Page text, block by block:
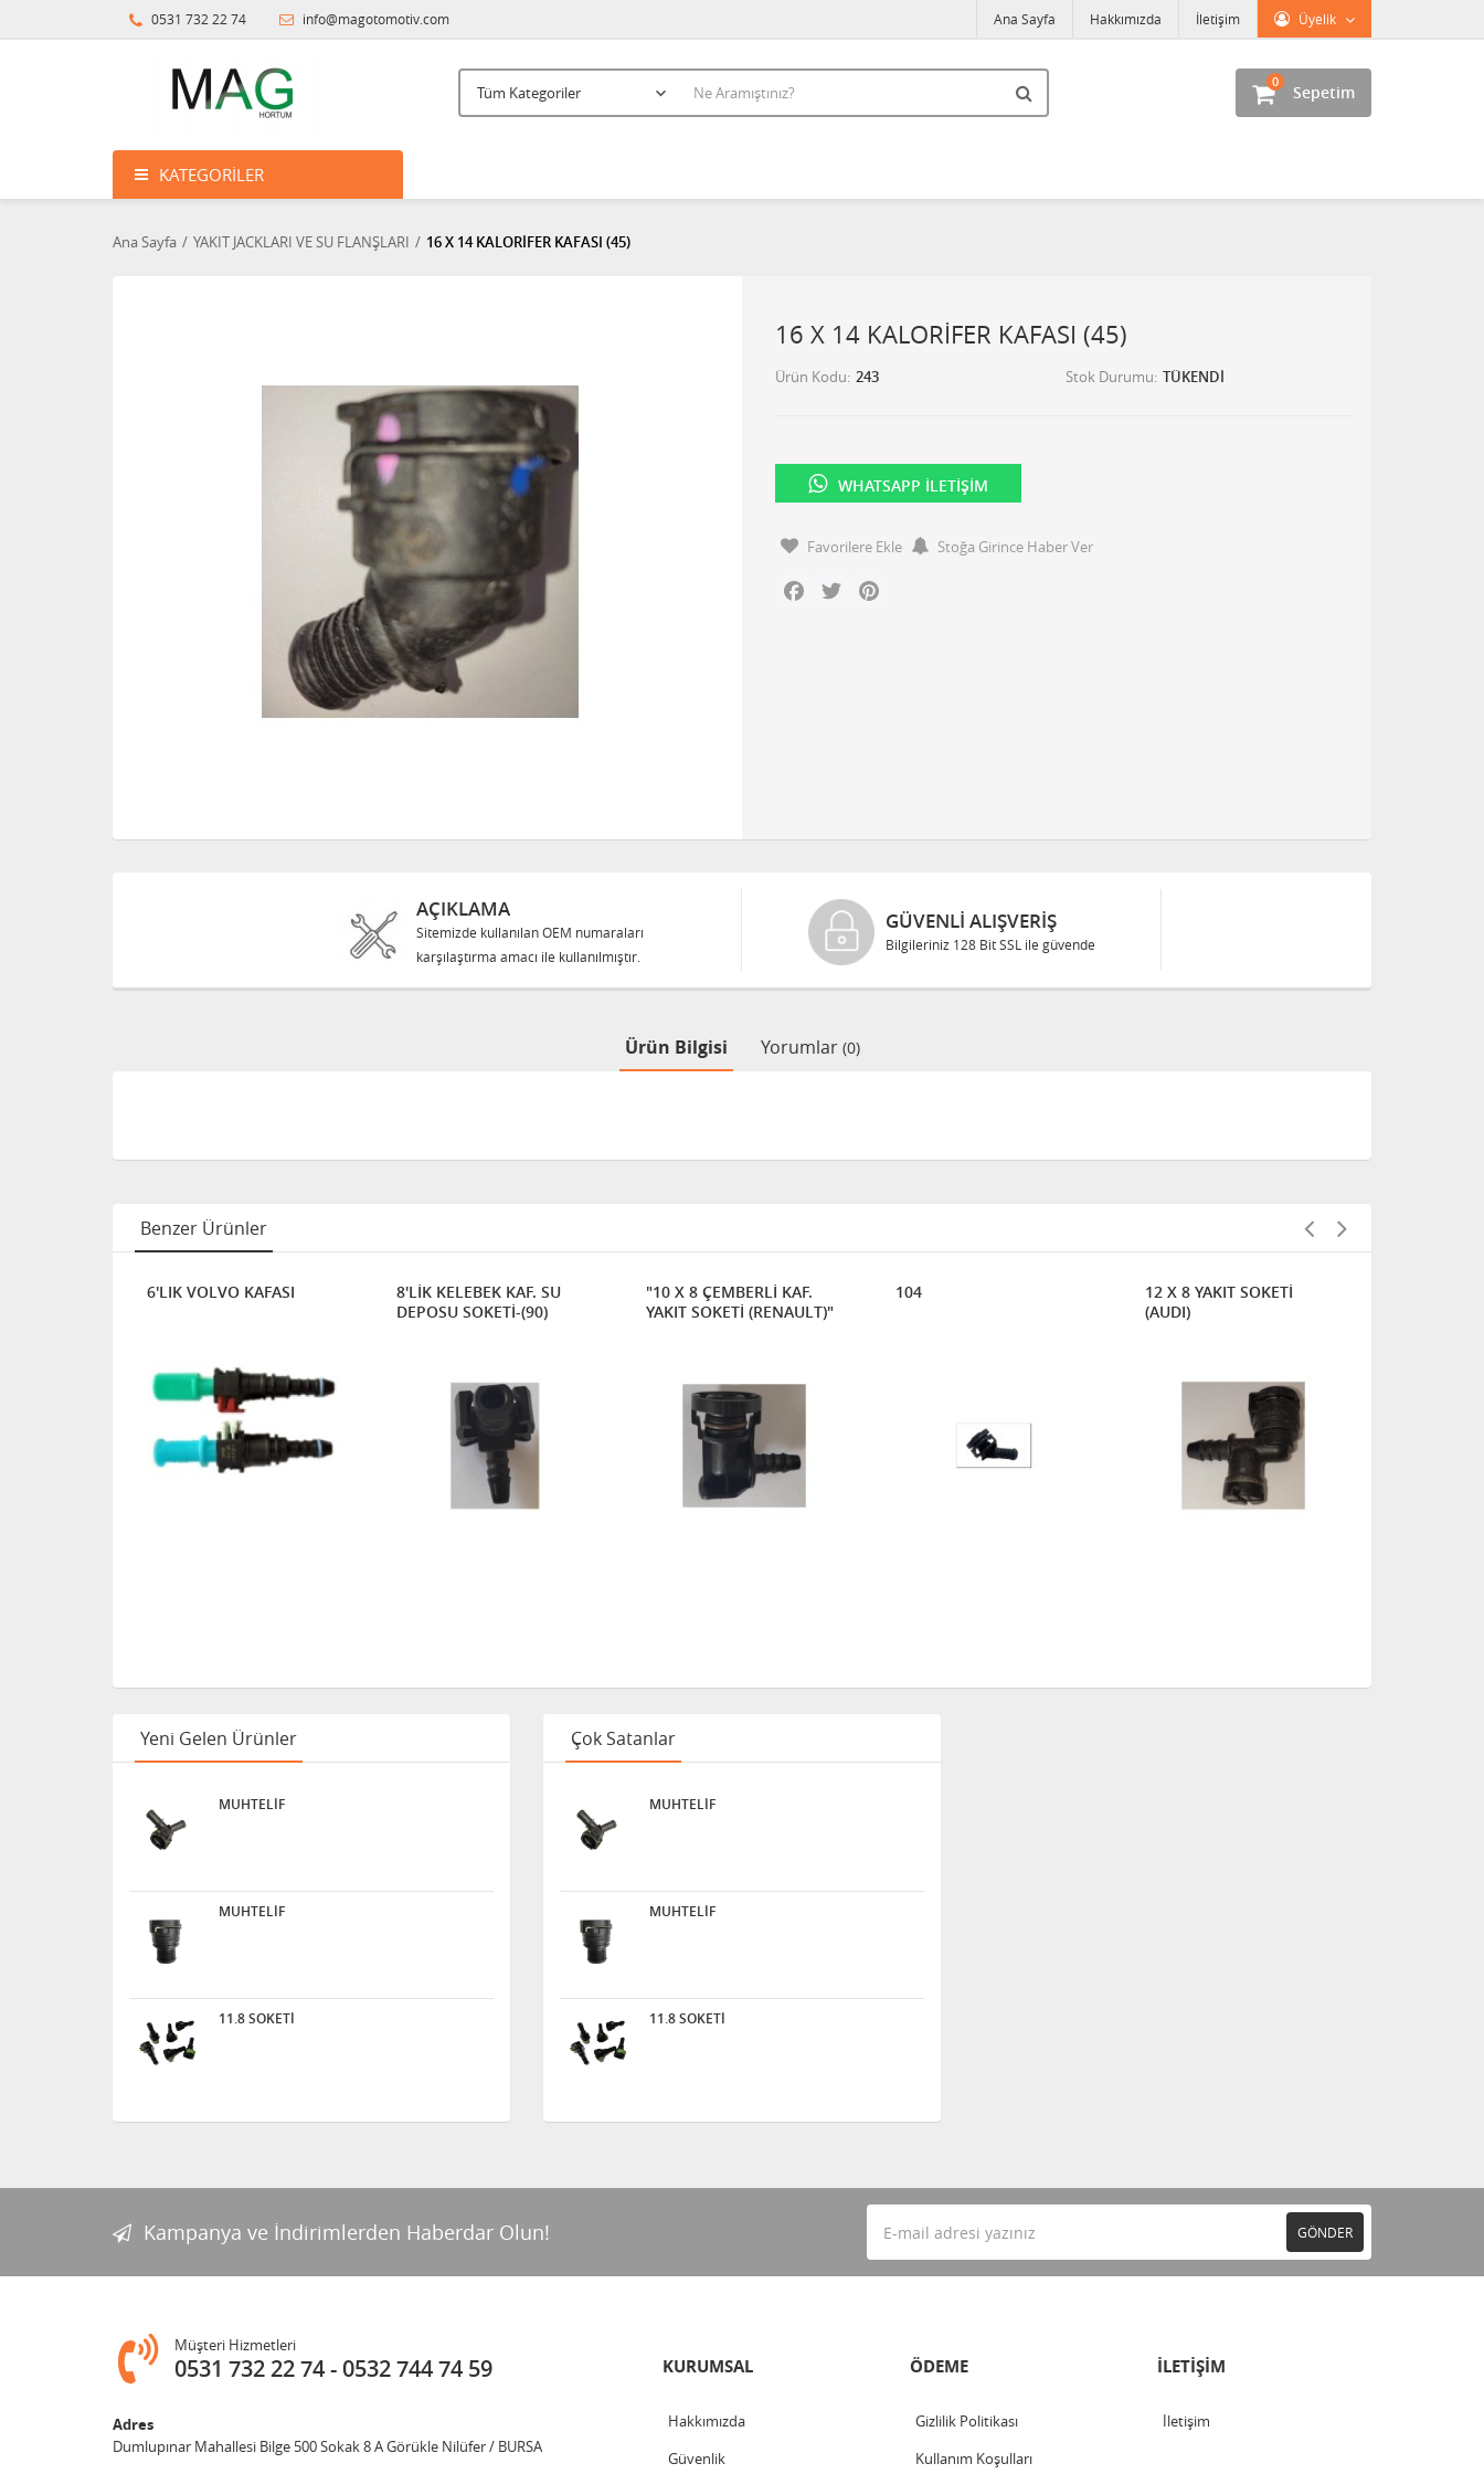
0531 732 22 74 info@magotomotiv.com Üyelik
Ana Sayfa Hakkımızda İletişim
Sepetim
0
KATEGORILER
Ana Sayfa YAKIT JACKLARI VE SU FLANŞLARI 16 X 14 KALORİFER KAFASI (45)
16 X 14 KALORİFER KAFASI (45)
Ürün Kodu 243 Stok Durumu TÜKENDİ
WHATSAPP İLETIŞIM
Favorilere Ekle
Stoğa Girince Haber Ver
Facebook
Twitter
AÇIKLAMA
Sitemizde kullanılan OEM numaraları
karşılaştırma amacı ile kullanılmıştır.
GÜVENLI ALIŞVERIŞ
Bilgileriniz 128 Bit SSL ile güvende
Ürün Bilgisi Yorumlar (0)
Benzer Ürünler
6'LIK VOLVO KAFASI
8'LİK KELEBEK KAF. SU
DEPOSU SOKETİ-(90)
"10 X 8 ÇEMBERLİ KAF.
YAKIT SOKETİ (RENAULT)"
104
12 X 8 YAKIT SOKETİ
(AUDI)
Yeni Gelen Ürünler
MUHTELİF
MUHTELİF
11.8 SOKETİ
Çok Satanlar
MUHTELİF
MUHTELİF
11.8 SOKETİ
Kampanya ve İndirimlerden Haberdar Olun! GÖNDER
Müşteri Hizmetleri
0531 732 22 74 0532 744 74 59
Adres
Dumlupınar Mahallesi Bilge 500 Sokak 8 A Görükle Nilüfer / BURSA
KURUMSAL
Hakkımızda
Güvenlik
ÖDEME
Gizlilik Politikası
Kullanım Koşulları
İLETİŞİM
İletişim